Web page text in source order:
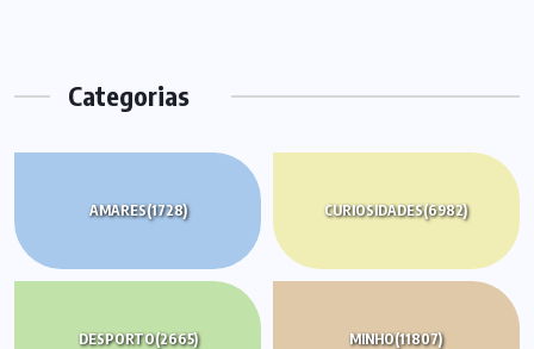
Categorias
AMARES(1728) CURIOSIDADES(6982)
DESPORTO(2665) MINHO(11807)